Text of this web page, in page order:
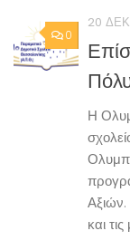
0
20
Η
και